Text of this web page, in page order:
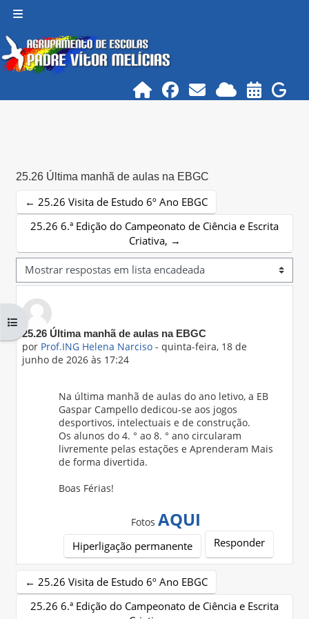
Abrir índice da disciplina
25.26 Última manhã de aulas na EBGC
← 25.26 Visita de Estudo 6º Ano EBGC
25.26 6.ª Edição do Campeonato de Ciência e Escrita
Criativa, →
Modo de visualização
25.26 Última manhã de aulas na EBGC
por Prof.ING Helena Narciso - quinta-feira, 18 de
junho de 2026 às 17:24
Número de respostas: 0
Na última manhã de aulas do ano letivo, a EB
Gaspar Campello dedicou-se aos jogos
desportivos, intelectuais e de construção.
Os alunos do 4. ° ao 8. ° ano circularam
livremente pelas estações e Aprenderam Mais
de forma divertida.
Boas Férias!
FotosAQUI
Hiperligação permanente Responder
← 25.26 Visita de Estudo 6º Ano EBGC
25.26 6.ª Edição do Campeonato de Ciência e Escrita